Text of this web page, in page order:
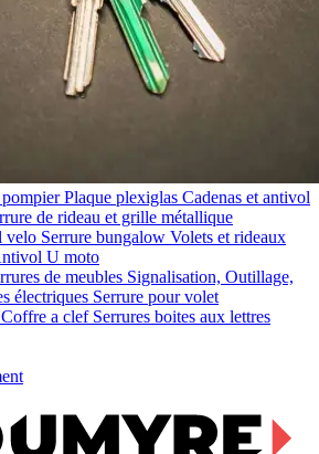
Plaque plexiglas Cadenas et antivol
de rideau et grille métallique
velo Serrure bungalow Volets et rideaux
U moto
de meubles Signalisation, Outillage,
électriques Serrure pour volet
Coffre a clef Serrures boites aux lettres